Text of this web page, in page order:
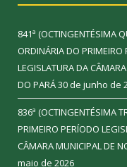
841ª (OCTINGENTÉSIMA
ORDINÁRIA DO PRIMEIRO
LEGISLATURA DA
DO PARÁ30 de junho de
836ª (OCTINGENTÉSIMA
PRIMEIRO PERÍODO
CÂMARA MUNICIPAL DE
maio de 2026